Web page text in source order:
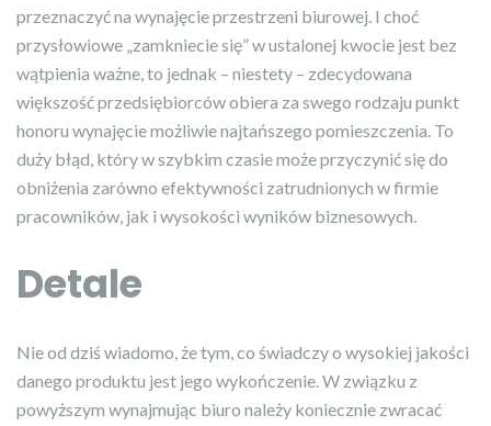
przeznaczyć na wynajęcie przestrzeni biurowej. I choć
przysłowiowe „zamkniecie się” w ustalonej kwocie jest bez
wątpienia ważne, to jednak – niestety – zdecydowana
większość przedsiębiorców obiera za swego rodzaju punkt
honoru wynajęcie możliwie najtańszego pomieszczenia. To
duży błąd, który w szybkim czasie może przyczynić się do
obniżenia zarówno efektywności zatrudnionych w firmie
pracowników, jak i wysokości wyników biznesowych.
Detale
Nie od dziś wiadomo, że tym, co świadczy o wysokiej jakości
danego produktu jest jego wykończenie. W związku z
powyższym wynajmując biuro należy koniecznie zwracać